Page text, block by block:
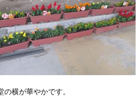
の横が華やかです。